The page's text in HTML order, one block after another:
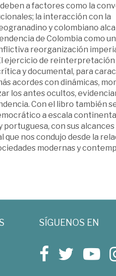
a factores como la
la interacción con la
y colombiano
de Colombia como
reorganización
ejercicio de
y documental, para
acordes con dinámicas,
los antes ocultos,
Con el libro también
a escala
con sus alcances
nos condujo desde la
modernas y
SÍGUENOS EN